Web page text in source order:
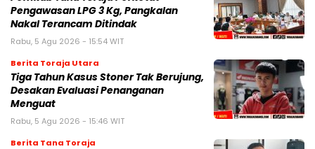
Pengawasan LPG 3 Kg, Pangkalan
Nakal Terancam Ditindak
Rabu, 5 Agu 2026 - 15:54 WIT
Berita Toraja Utara
Tiga Tahun Kasus Stoner Tak Berujung,
Desakan Evaluasi Penanganan
Menguat
Rabu, 5 Agu 2026 - 15:46 WIT
Berita Tana Toraja